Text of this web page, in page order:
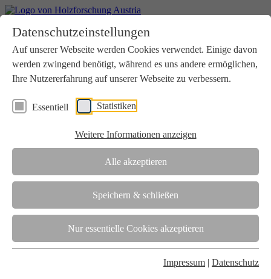
Datenschutzeinstellungen
Auf unserer Webseite werden Cookies verwendet. Einige davon
werden zwingend benötigt, während es uns andere ermöglichen,
Ihre Nutzererfahrung auf unserer Webseite zu verbessern.
Essentiell Statistiken
Weitere Informationen anzeigen
Alle akzeptieren
Speichern & schließen
Nur essentielle Cookies akzeptieren
Impressum | Datenschutz
Aktuelles
Downloads
Kontakt
Login
Verein
Wir unterstützen die Interessen der Holzbranche in enger
Zusammenarbeit mit Wissenschaft und Wirtschaft.
Die Holzforschung Austria ist akkreditierte Prüf-, Inspektions- und
Team
Unsere gesamte Kompetenz ist in unseren Mitarbeiter:innen
gebündelt